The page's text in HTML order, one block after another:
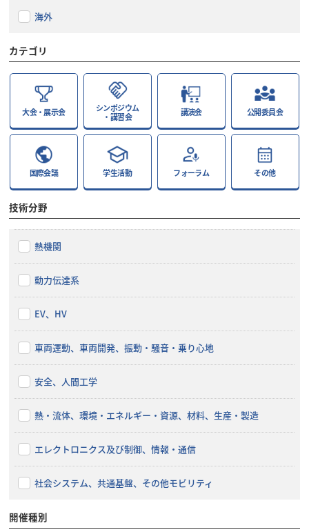
海外
カテゴリ
大会・展示会
シンポジウム
・講習会
講演会 公開委員会
国際会議 学生活動 フォーラム その他
技術分野
熱機関
動力伝達系
EV、HV
車両運動、車両開発、振動・騒音・乗り心地
安全、人間工学
熱・流体、環境・エネルギー・資源、材料、生産・製造
エレクトロニクス及び制御、情報・通信
社会システム、共通基盤、その他モビリティ
開催種別